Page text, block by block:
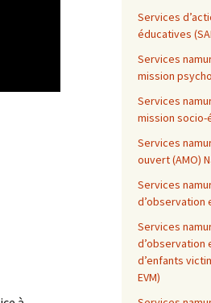
Services
éducatives
Services
mission
Services
mission socio-
Services
ouvert (AMO)
Services
d’observation
Services
d’observation
d’enfants
EVM)